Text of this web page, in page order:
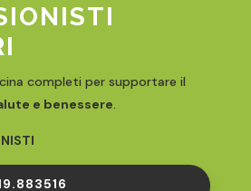
completi per supportare il
e benessere.